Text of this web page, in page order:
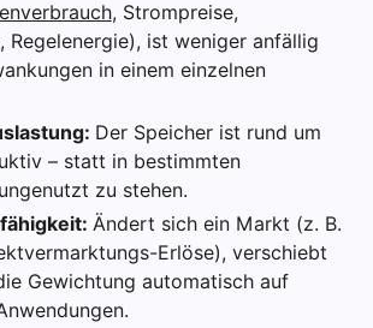
, Strompreise,
, Regelenergie), ist weniger anfällig
in einem einzelnen
Der Speicher ist rund um
– statt in bestimmten
zu stehen.
Ändert sich ein Markt (z. B.
Erlöse), verschiebt
Gewichtung automatisch auf